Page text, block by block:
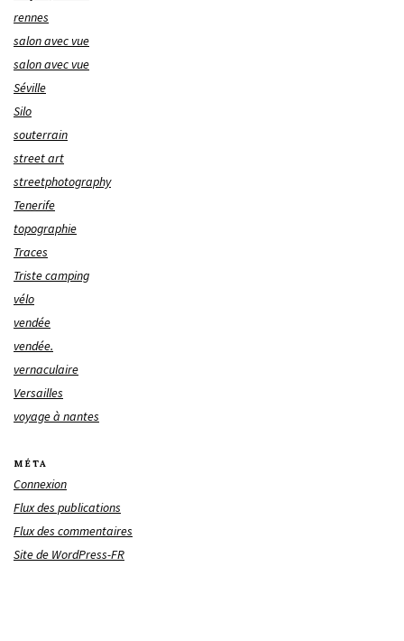
rennes
salon avec vue
salon avec vue
Séville
Silo
souterrain
street art
streetphotography
Tenerife
topographie
Traces
Triste camping
vélo
vendée
vendée.
vernaculaire
Versailles
voyage à nantes
MÉTA
Connexion
Flux des publications
Flux des commentaires
Site de WordPress-FR